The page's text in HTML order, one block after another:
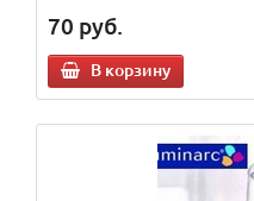
70 руб.
В корзину